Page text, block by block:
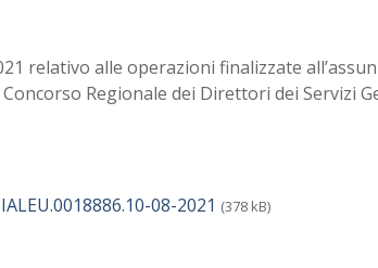
relativo alle operazioni finalizzate
Regionale dei Direttori dei Servizi
08-2021 (378 kB)